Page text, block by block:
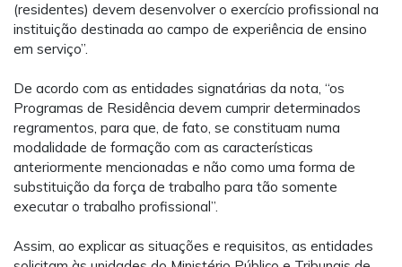
(residentes) devem desenvolver o exercício profissional na
instituição destinada ao campo de experiência de ensino
em serviço”.
De acordo com as entidades signatárias da nota, “os
Programas de Residência devem cumprir determinados
regramentos, para que, de fato, se constituam numa
modalidade de formação com as características
anteriormente mencionadas e não como uma forma de
substituição da força de trabalho para tão somente
executar o trabalho profissional”.
Assim, ao explicar as situações e requisitos, as entidades